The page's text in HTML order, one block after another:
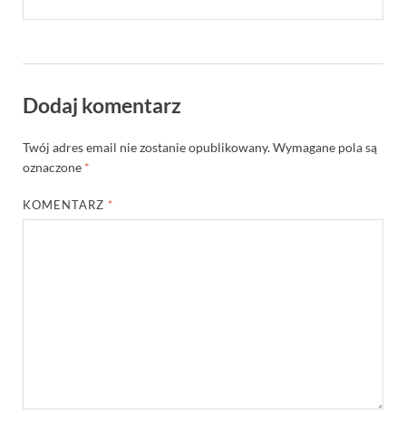
Dodaj komentarz
Twój adres email nie zostanie opublikowany.Wymagane pola są
oznaczone *
KOMENTARZ *